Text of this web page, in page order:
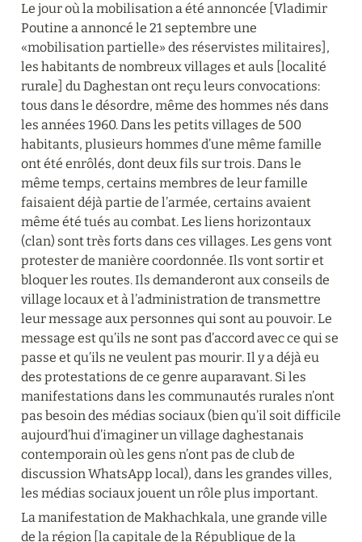
Le jour où la mobilisation a été annoncée [Vladimir
Poutine a annoncé le 21 septembre une
«mobilisation partielle» des réservistes militaires],
les habitants de nombreux villages et auls [localité
rurale] du Daghestan ont reçu leurs convocations:
tous dans le désordre, même des hommes nés dans
les années 1960. Dans les petits villages de 500
habitants, plusieurs hommes d’une même famille
ont été enrôlés, dont deux fils sur trois. Dans le
même temps, certains membres de leur famille
faisaient déjà partie de l’armée, certains avaient
même été tués au combat. Les liens horizontaux
(clan) sont très forts dans ces villages. Les gens vont
protester de manière coordonnée. Ils vont sortir et
bloquer les routes. Ils demanderont aux conseils de
village locaux et à l’administration de transmettre
leur message aux personnes qui sont au pouvoir. Le
message est qu’ils ne sont pas d’accord avec ce qui se
passe et qu’ils ne veulent pas mourir. Il y a déjà eu
des protestations de ce genre auparavant. Si les
manifestations dans les communautés rurales n’ont
pas besoin des médias sociaux (bien qu’il soit difficile
aujourd’hui d’imaginer un village daghestanais
contemporain où les gens n’ont pas de club de
discussion WhatsApp local), dans les grandes villes,
les médias sociaux jouent un rôle plus important.
La manifestation de Makhachkala, une grande ville
de la région [la capitale de la République de la